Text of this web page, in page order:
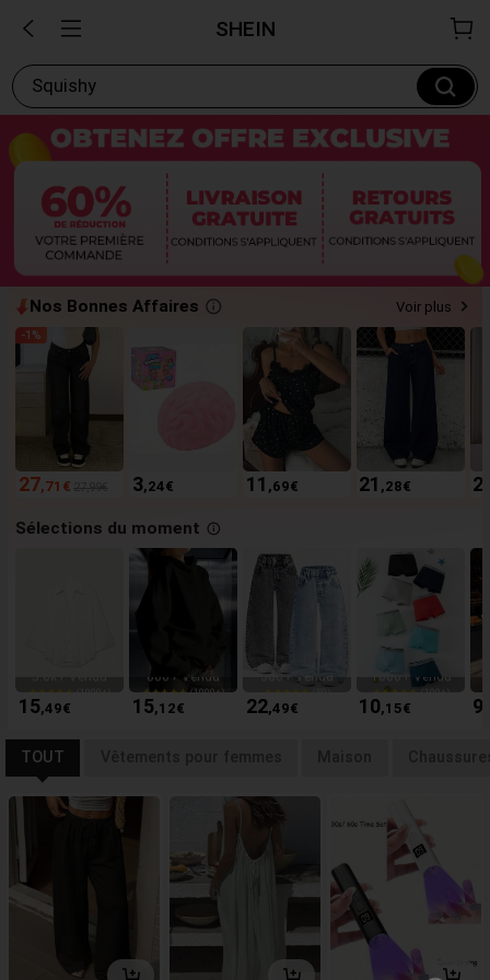
SHEIN
Squishy
Nos Bonnes Affaires Voir plus
-1 %
27,71 € 3,24€ 11 ,69€ 21 ,28€
Sélections du moment
5.0k+ Vendu
15,49€
800+ Vendu
(1000+)
800+ Vendu
15,12€
300+ Vendu
(59)
300+ Vendu
22,49€
(100+)
1000+ Vendu
(100+)
1000+ Vendu
10,15€ 9
TOUT